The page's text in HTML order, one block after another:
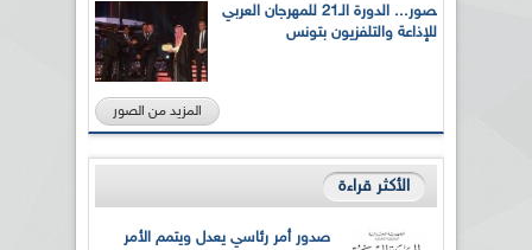
بالصور... الدورة الـ21 للمهرجان العربي
للإذاعة والتلفزيون بتونس
المزيد من الصور
الأكثر قراءة
صدور أمر رئاسي يعدل ويتمم الأمر